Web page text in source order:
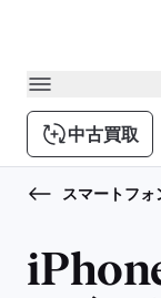
中古買取
スマートフォ